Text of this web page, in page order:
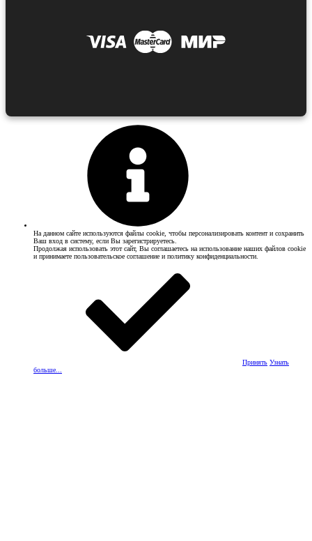
На данном сайте используются файлы cookie, чтобы персонализировать контент и сохранить
Ваш вход в систему, если Вы зарегистрируетесь.
Продолжая использовать этот сайт, Вы соглашаетесь на использование наших файлов cookie
и принимаете пользовательское соглашение и политику конфиденциальности.
Принять Узнать
больше...